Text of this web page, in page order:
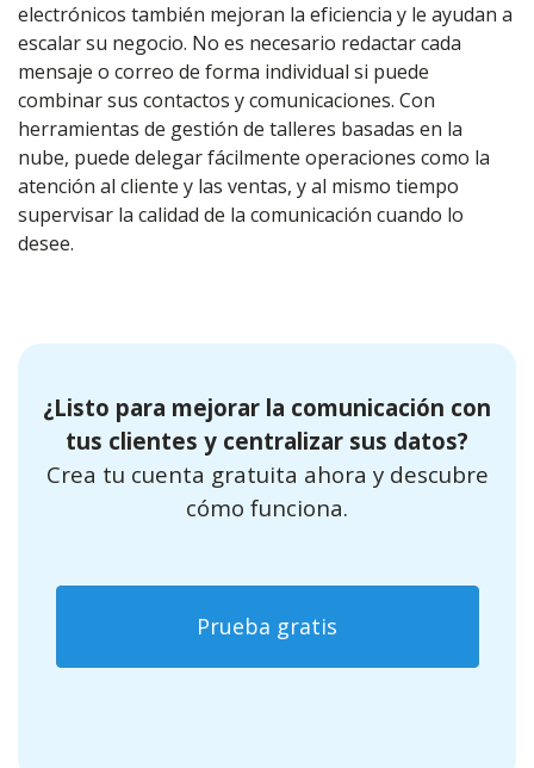
electrónicos también mejoran la eficiencia y le ayudan a
escalar su negocio. No es necesario redactar cada
mensaje o correo de forma individual si puede
combinar sus contactos y comunicaciones. Con
herramientas de gestión de talleres basadas en la
nube, puede delegar fácilmente operaciones como la
atención al cliente y las ventas, y al mismo tiempo
supervisar la calidad de la comunicación cuando lo
desee.
¿Listo para mejorar la comunicación con
tus clientes y centralizar sus datos?
Crea tu cuenta gratuita ahora y descubre
cómo funciona.
Prueba gratis